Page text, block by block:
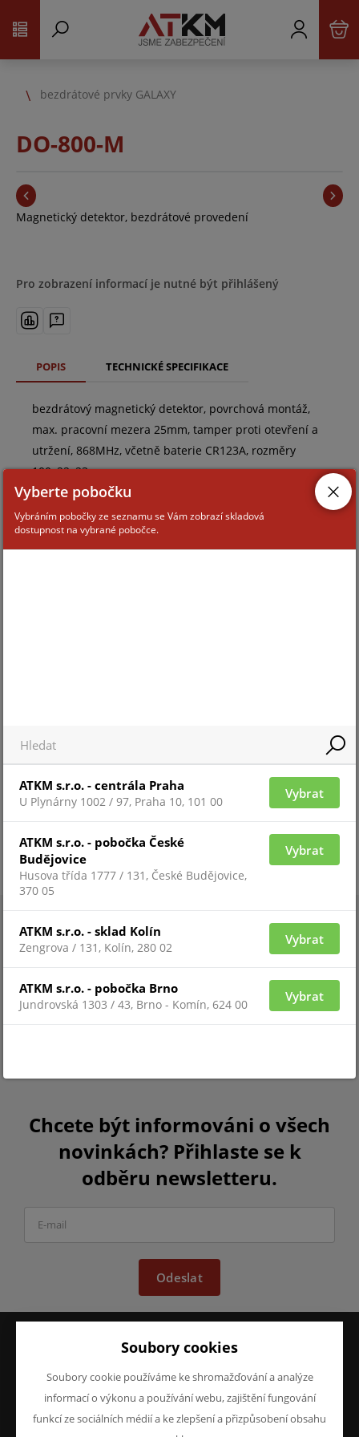
bezdrátové prvky GALAXY
DO-800-M
Magnetický detektor, bezdrátové provedení
Pro zobrazení informací je nutné být přihlášený
POPIS TECHNICKÉ SPECIFIKACE
bezdrátový magnetický detektor, povrchová montáž,
max. pracovní mezera 25mm, tamper proti otevření a
utržení, 868MHz, včetně baterie CR123A, rozměry
100x22x23mm
Chcete být informováni o všech
novinkách? Přihlaste se k
odběru newsletteru.
Odeslat
Obchodní podmínky
Reklamace
Prohlášení o ochraně
O nás
Kontakty
Soubory cookies
Soubory cookie používáme ke shromažďování a analýze
informací o výkonu a používání webu, zajištění fungování
funkcí ze sociálních médií a ke zlepšení a přizpůsobení obsahu
Vyberte pobočku
Vybráním pobočky ze seznamu se Vám zobrazí skladová
dostupnost na vybrané pobočce.
ATKM s.r.o. - centrála Praha
U Plynárny 1002 / 97, Praha 10, 101 00
Vybrat
ATKM s.r.o. - pobočka České
Budějovice
Husova třída 1777 / 131, České Budějovice,
370 05
Vybrat
ATKM s.r.o. - sklad Kolín
Zengrova / 131, Kolín, 280 02
Vybrat
ATKM s.r.o. - pobočka Brno
Jundrovská 1303 / 43, Brno - Komín, 624 00
Vybrat